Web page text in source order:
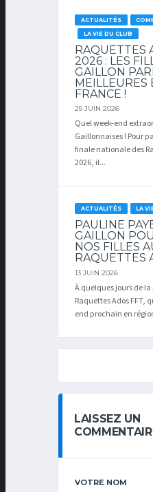
ACTUALITÉS
LA VIE DU CLUB
RAQUETTES
2026 : LES
GAILLON
MEILLEURES
FRANCE !
25 JUIN 2026
Quel week-end
Gaillonnaises ! Pour
finale nationale des
2026, il...
ACTUALITÉS LA
PAULINE
GAILLON
NOS FILLES
RAQUETTES
13 JUIN 2026
À quelques jours de
Raquettes Ados FFT,
end prochain en
LAISSEZ UN
VOTRE NOM